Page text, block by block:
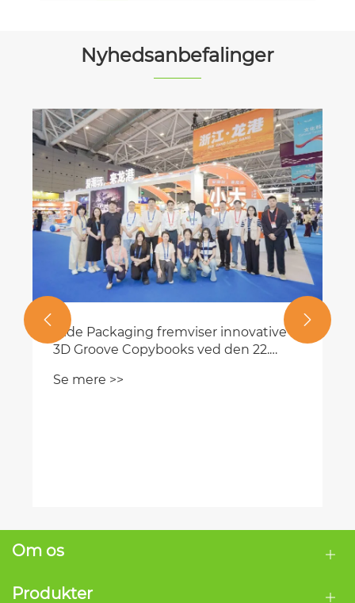
Nyhedsanbefalinger
Hemmeligheden bag papir
Se mere >>
 
Om os
Produkter